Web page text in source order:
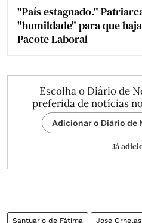
"País estagnado."
"humildade" para que
Pacote Laboral
Escolha o Diário de
preferida de notícias
Adicionar o Diário de
Já
Santuário de Fátima José Ornelas